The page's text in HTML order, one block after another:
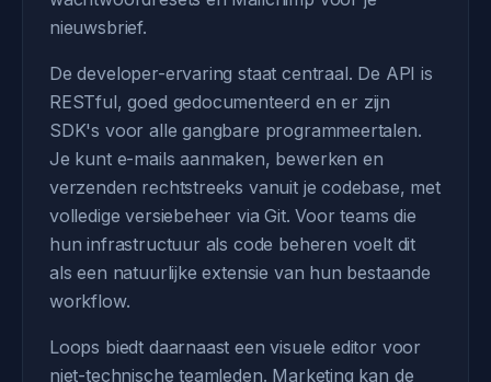
nieuwsbrief.
De developer-ervaring staat centraal. De API is
RESTful, goed gedocumenteerd en er zijn
SDK's voor alle gangbare programmeertalen.
Je kunt e-mails aanmaken, bewerken en
verzenden rechtstreeks vanuit je codebase, met
volledige versiebeheer via Git. Voor teams die
hun infrastructuur als code beheren voelt dit
als een natuurlijke extensie van hun bestaande
workflow.
Loops biedt daarnaast een visuele editor voor
niet-technische teamleden. Marketing kan de